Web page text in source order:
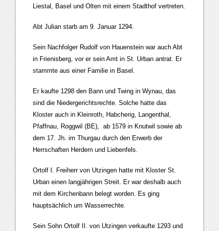
Liestal, Basel und Olten mit einem Stadthof vertreten.
Abt Julian starb am 9. Januar 1294.
Sein Nachfolger Rudolf von Hauenstein war auch Abt
in Frienisberg, vor er sein Amt in St. Urban antrat. Er
stammte aus einer Familie in Basel.
Er kaufte 1298 den Bann und Twing in Wynau, das
sind die Niedergerichtsrechte. Solche hatte das
Kloster auch in Kleinroth, Habcherig, Langenthal,
Pfaffnau, Roggwil (BE), ab 1579 in Knutwil sowie ab
dem 17. Jh. im Thurgau durch den Erwerb der
Herrschaften Herdern und Liebenfels.
Ortolf I. Freiherr von Utzingen hatte mit Kloster St.
Urban einen langjährigen Streit. Er war deshalb auch
mit dem Kirchenbann belegt worden. Es ging
hauptsächlich um Wasserrechte.
Sein Sohn Ortolf II. von Utzingen verkaufte 1293 und